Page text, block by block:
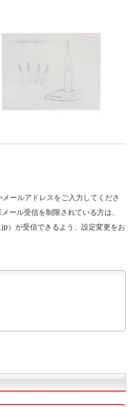
ールアドレスをご入力してくださ
ール受信を制限されている方は、
）が受信できるよう、設定変更をお